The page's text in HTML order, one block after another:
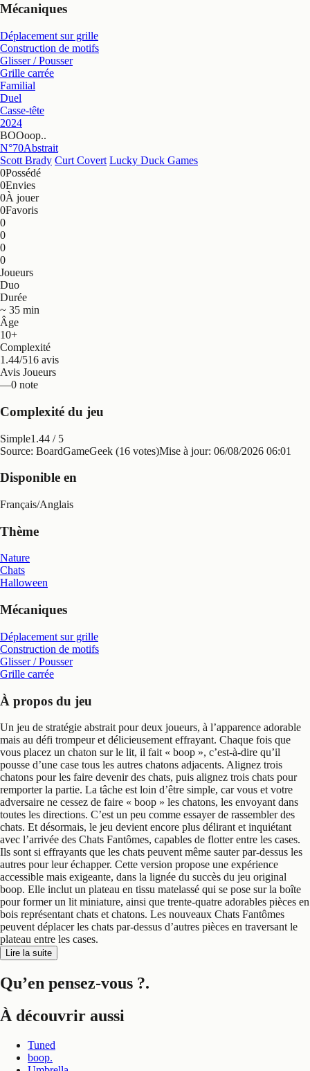
Mécaniques
Déplacement sur grille
Construction de motifs
Glisser / Pousser
Grille carrée
Familial
Duel
Casse-tête
2024
BOOoop..
N°70Abstrait
Scott Brady Curt Covert Lucky Duck Games
0Possédé
0Envies
0À jouer
0Favoris
0
0
0
0
Joueurs
Duo
Durée
~ 35 min
Âge
10+
Complexité
1.44/516 avis
Avis Joueurs
—0 note
Complexité du jeu
Simple1.44 / 5
Source: BoardGameGeek (16 votes)Mise à jour: 06/08/2026 06:01
Disponible en
Français/Anglais
Thème
Nature
Chats
Halloween
Mécaniques
Déplacement sur grille
Construction de motifs
Glisser / Pousser
Grille carrée
À propos du jeu
Un jeu de stratégie abstrait pour deux joueurs, à l’apparence adorable
mais au défi trompeur et délicieusement effrayant. Chaque fois que
vous placez un chaton sur le lit, il fait « boop », c’est-à-dire qu’il
pousse d’une case tous les autres chatons adjacents. Alignez trois
chatons pour les faire devenir des chats, puis alignez trois chats pour
remporter la partie. La tâche est loin d’être simple, car vous et votre
adversaire ne cessez de faire « boop » les chatons, les envoyant dans
toutes les directions. C’est un peu comme essayer de rassembler des
chats. Et désormais, le jeu devient encore plus délirant et inquiétant
avec l’arrivée des Chats Fantômes, capables de flotter entre les cases.
Ils sont si effrayants que les chats peuvent même sauter par-dessus les
autres pour leur échapper. Cette version propose une expérience
accessible mais exigeante, dans la lignée du succès du jeu original
boop. Elle inclut un plateau en tissu matelassé qui se pose sur la boîte
pour former un lit miniature, ainsi que trente-quatre adorables pièces en
bois représentant chats et chatons. Les nouveaux Chats Fantômes
peuvent déplacer les chats par-dessus d’autres pièces en traversant le
plateau entre les cases.
Lire la suite
Qu’en pensez-vous ?.
À découvrir aussi
Tuned
boop.